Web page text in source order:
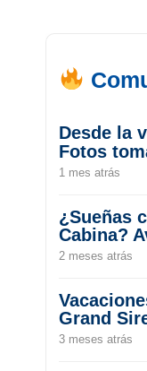
Desde la
Fotos
1 mes atrás
¿Sueñas
Cabina?
2 meses atrás
Grand
3 meses atrás